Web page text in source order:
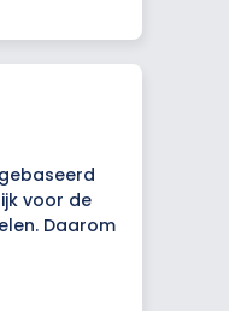
voor de
Daarom